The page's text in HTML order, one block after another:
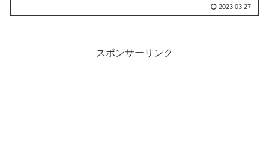
2023.03.27
スポンサーリンク